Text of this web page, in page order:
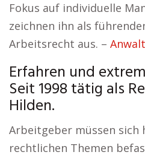
Fokus auf individuelle
zeichnen ihn als
Arbeitsrecht aus. –
Erfahren und
Seit 1998 tätig als
Hilden.
Arbeitgeber müssen
rechtlichen Themen